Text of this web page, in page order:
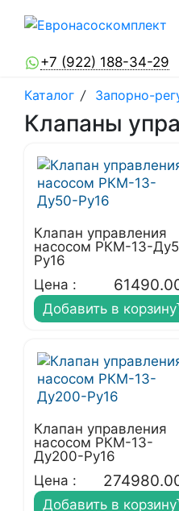
+7 (922) 188-34-29
Каталог / Запорно-
Клапаны
Клапан управления
насосом РКМ-13-
Ру16
Цена :
Добавить в корзину
Клапан управления
насосом РКМ-13-
Ду200-Ру16
Цена :
Добавить в корзину